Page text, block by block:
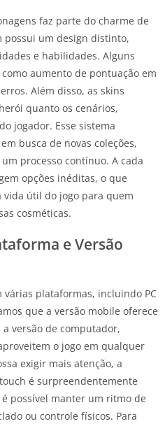
faz parte do charme de
possui um design distinto,
e habilidades. Alguns
aumento de pontuação em
Além disso, as skins
quanto os cenários,
jogador. Esse sistema
busca de novas coleções,
processo contínuo. A cada
opções inéditas, o que
útil do jogo para quem
cosméticas.
e Versão
várias plataformas, incluindo PC
que a versão mobile oferece
versão de computador,
o jogo em qualquer
exigir mais atenção, a
é surpreendentemente
possível manter um ritmo de
ou controle físicos. Para